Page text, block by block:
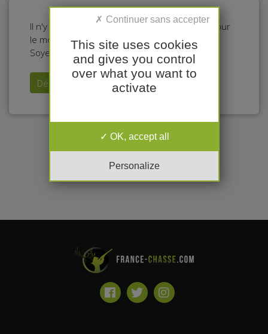
Il n'y a pas d'annonces dans cette catégorie pour
le moment.
Soyez le premier à déposer une annonce !
Déposer mon annonce
This site uses cookies
and gives you control
over what you want to
activate
OK, accept all
Personalize